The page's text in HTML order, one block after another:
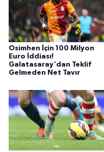
Osimhen İçin 100 Milyon
Euro İddiası!
Galatasaray'dan Teklif
Gelmeden Net Tavır